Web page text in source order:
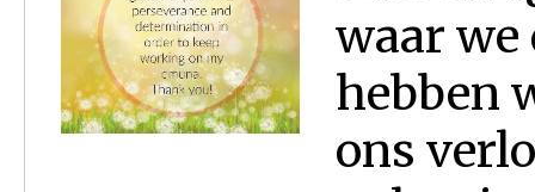
waar we
hebben
ons